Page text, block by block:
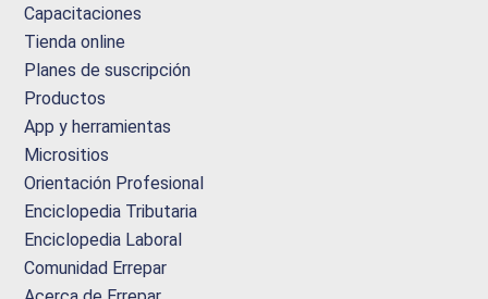
Capacitaciones
Tienda online
Planes de suscripción
Productos
App y herramientas
Micrositios
Orientación Profesional
Enciclopedia Tributaria
Enciclopedia Laboral
Comunidad Errepar